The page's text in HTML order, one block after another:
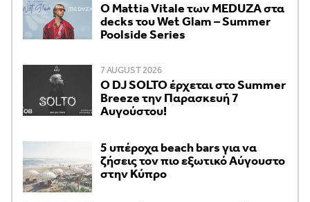
Ο Mattia Vitale των MEDUZA στα
decks του Wet Glam – Summer
Poolside Series
7 AUGUST 2026
Ο DJ SOLTO έρχεται στο Summer
Breeze την Παρασκευή 7
Αυγούστου!
5 υπέροχα beach bars για να
ζήσεις τον πιο εξωτικό Αύγουστο
στην Κύπρο